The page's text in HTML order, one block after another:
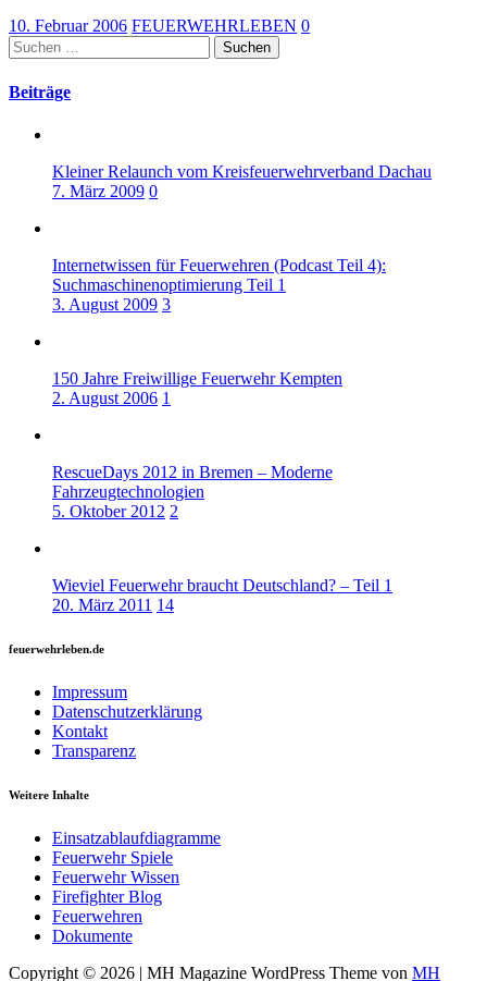
10. Februar 2006 FEUERWEHRLEBEN 0
Suchen
nach:
Beiträge
Kleiner Relaunch vom Kreisfeuerwehrverband Dachau
7. März 2009 0
Internetwissen für Feuerwehren (Podcast Teil 4):
Suchmaschinenoptimierung Teil 1
3. August 2009 3
150 Jahre Freiwillige Feuerwehr Kempten
2. August 2006 1
RescueDays 2012 in Bremen – Moderne
Fahrzeugtechnologien
5. Oktober 2012 2
Wieviel Feuerwehr braucht Deutschland? – Teil 1
20. März 2011 14
feuerwehrleben.de
Impressum
Datenschutzerklärung
Kontakt
Transparenz
Weitere Inhalte
Einsatzablaufdiagramme
Feuerwehr Spiele
Feuerwehr Wissen
Firefighter Blog
Feuerwehren
Dokumente
Copyright © 2026 | MH Magazine WordPress Theme von MH